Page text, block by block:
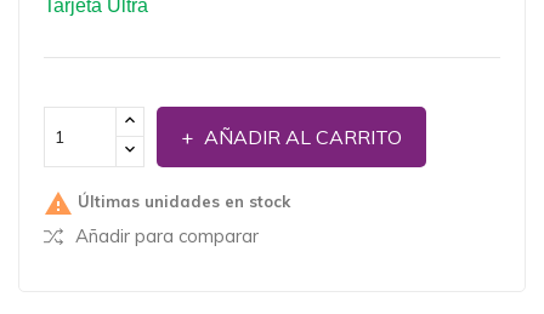
Tarjeta Ultra
AÑADIR AL CARRITO
 Últimas unidades en stock
Añadir para comparar